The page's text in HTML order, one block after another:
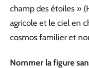
champ des étoiles »
agricole et le ciel en
cosmos familier et
Nommer la figure